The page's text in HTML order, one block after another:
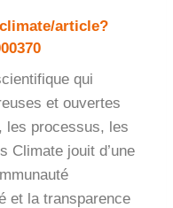
article?
qui
et ouvertes
les processus, les
Climate jouit d’une
et la transparence